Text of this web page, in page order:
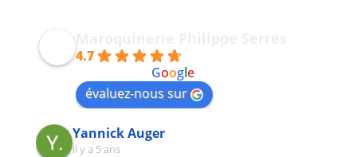
Maroquinerie Philippe Serres
4.7
Google
évaluez-nous sur
Yannick Auger
il y a 5 ans